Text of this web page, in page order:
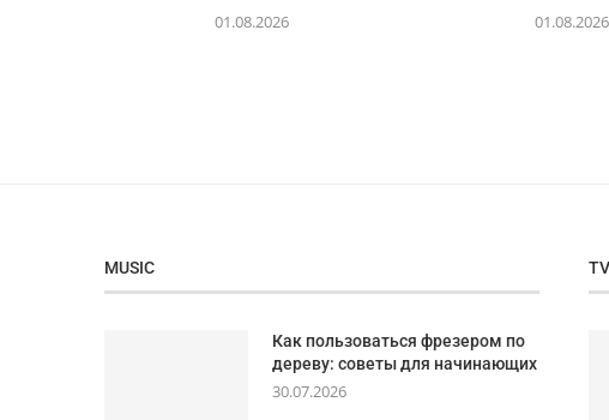
01.08.2026 01.08.2026
MUSIC
Как пользоваться фрезером по
дереву: советы для начинающих
30.07.2026